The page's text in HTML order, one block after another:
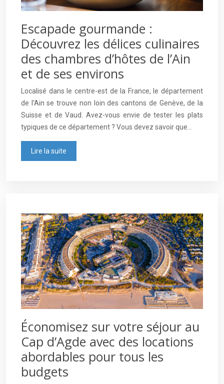
Escapade gourmande :
Découvrez les délices culinaires
des chambres d’hôtes de l’Ain
et de ses environs
Localisé dans le centre-est de la France, le département
de l’Ain se trouve non loin des cantons de Genève, de la
Suisse et de Vaud. Avez-vous envie de tester les plats
typiques de ce département ? Vous devez savoir que…
Lire la suite
Économisez sur votre séjour au
Cap d’Agde avec des locations
abordables pour tous les
budgets